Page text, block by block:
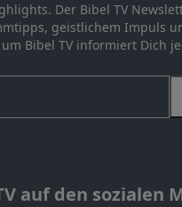
Der Bibel TV
geistlichem Impuls
Bibel TV informiert Dich
auf den sozialen